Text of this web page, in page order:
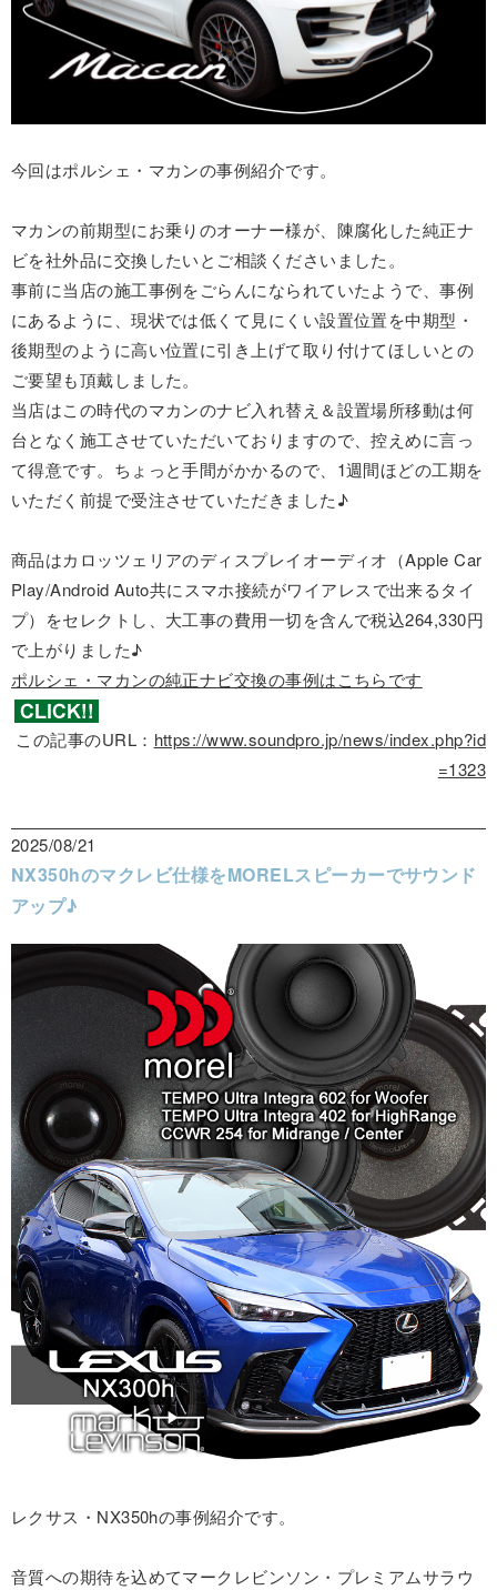
今回はポルシェ・マカンの事例紹介です。
マカンの前期型にお乗りのオーナー様が、陳腐化した純正ナ
ビを社外品に交換したいとご相談くださいました。
事前に当店の施工事例をごらんになられていたようで、事例
にあるように、現状では低くて見にくい設置位置を中期型・
後期型のように高い位置に引き上げて取り付けてほしいとの
ご要望も頂戴しました。
当店はこの時代のマカンのナビ入れ替え＆設置場所移動は何
台となく施工させていただいておりますので、控えめに言っ
て得意です。ちょっと手間がかかるので、1週間ほどの工期を
いただく前提で受注させていただきました♪
商品はカロッツェリアのディスプレイオーディオ（Apple Car
Play/Android Auto共にスマホ接続がワイアレスで出来るタイ
プ）をセレクトし、大工事の費用一切を含んで税込264,330円
で上がりました♪
ポルシェ・マカンの純正ナビ交換の事例はこちらです
この記事のURL： https://www.soundpro.jp/news/index.php?id
=1323
2025/08/21
NX350hのマクレビ仕様をMORELスピーカーでサウンド
アップ♪
レクサス・NX350hの事例紹介です。
音質への期待を込めてマークレビンソン・プレミアムサラウ